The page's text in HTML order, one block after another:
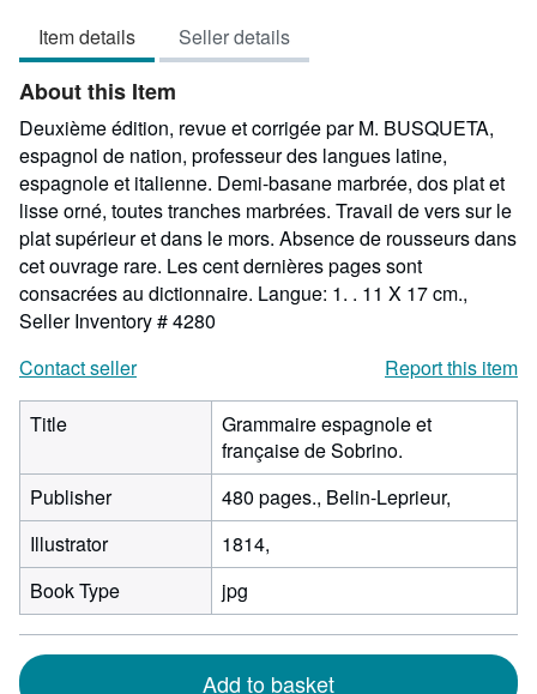
out
of
5
stars
Item details Seller details
About this Item
Deuxième édition, revue et corrigée par M. BUSQUETA,
espagnol de nation, professeur des langues latine,
espagnole et italienne. Demi-basane marbrée, dos plat et
lisse orné, toutes tranches marbrées. Travail de vers sur le
plat supérieur et dans le mors. Absence de rousseurs dans
cet ouvrage rare. Les cent dernières pages sont
consacrées au dictionnaire. Langue: 1. . 11 X 17 cm.,
Seller Inventory # 4280
Contact seller
Report this item
Title
Grammaire espagnole et
française de Sobrino.
Publisher
480 pages., Belin-Leprieur,
Illustrator
1814,
Book Type
jpg
Add to basket